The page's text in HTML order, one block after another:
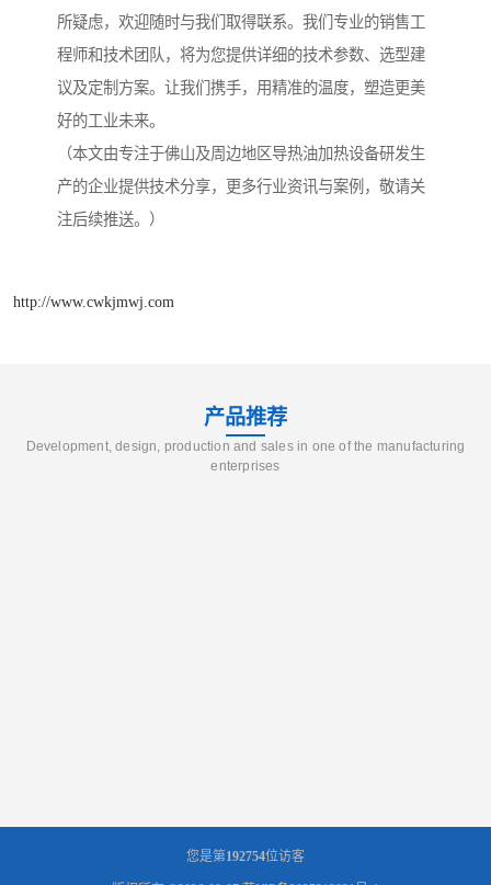
所疑虑，欢迎随时与我们取得联系。我们专业的销售工
程师和技术团队，将为您提供详细的技术参数、选型建
议及定制方案。让我们携手，用精准的温度，塑造更美
好的工业未来。
（本文由专注于佛山及周边地区导热油加热设备研发生
产的企业提供技术分享，更多行业资讯与案例，敬请关
注后续推送。）
http://www.cwkjmwj.com
产品推荐
Development, design, production and sales in one of the manufacturing
enterprises
您是第192754位访客